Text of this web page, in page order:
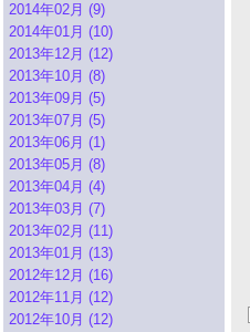
2014年02月 (9)
2014年01月 (10)
2013年12月 (12)
2013年10月 (8)
2013年09月 (5)
2013年07月 (5)
2013年06月 (1)
2013年05月 (8)
2013年04月 (4)
2013年03月 (7)
2013年02月 (11)
2013年01月 (13)
2012年12月 (16)
2012年11月 (12)
2012年10月 (12)